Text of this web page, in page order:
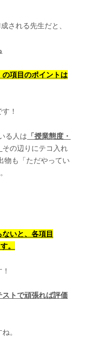
れる先生だと、
の項目のポイントは
！
る人は 「授業態度・
その辺りにテコ入れ
物も「ただやってい
いと、各項目
。
トで頑張れば評価
。